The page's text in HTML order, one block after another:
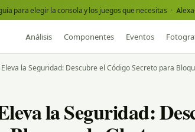
para elegir la consola y los juegos que necesitas ·
Análisis Componentes Eventos
la Seguridad: Descubre el Código Secreto para
la Seguridad: